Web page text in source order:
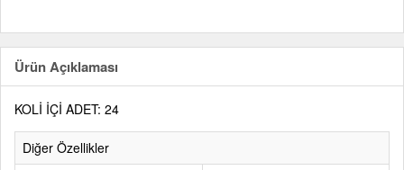
Ürün Açıklaması
KOLİ İÇİ ADET: 24
Diğer Özellikler